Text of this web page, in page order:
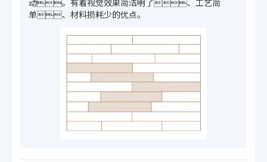
动。有着视觉效果简洁明了、工艺简
单、材料损耗少的优点。